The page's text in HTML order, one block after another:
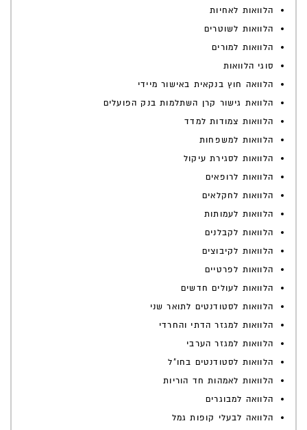
הלוואות לאחיות
הלוואות לשוטרים
הלוואות למורים
סוגי הלוואות
הלוואה חוץ בנקאית באישור מיידי
הלוואת גישור קרן השתלמות בנק הפועלים
הלוואות צמודות למדד
הלוואות למשפחות
הלוואות לסגירת עיקול
הלוואות לרופאים
הלוואות לחקלאים
הלוואות לעמותות
הלוואות לקבלנים
הלוואות לקיבוצים
הלוואות לפרטיים
הלוואות לעולים חדשים
הלוואות לסטודנטים לתואר שני
הלוואות למגזר הדתי והחרדי
הלוואות למגזר הערבי
הלוואות לסטודנטים בחו"ל
הלוואות לאמהות חד הוריות
הלוואה למבוגרים
הלוואה לבעלי קופות גמל